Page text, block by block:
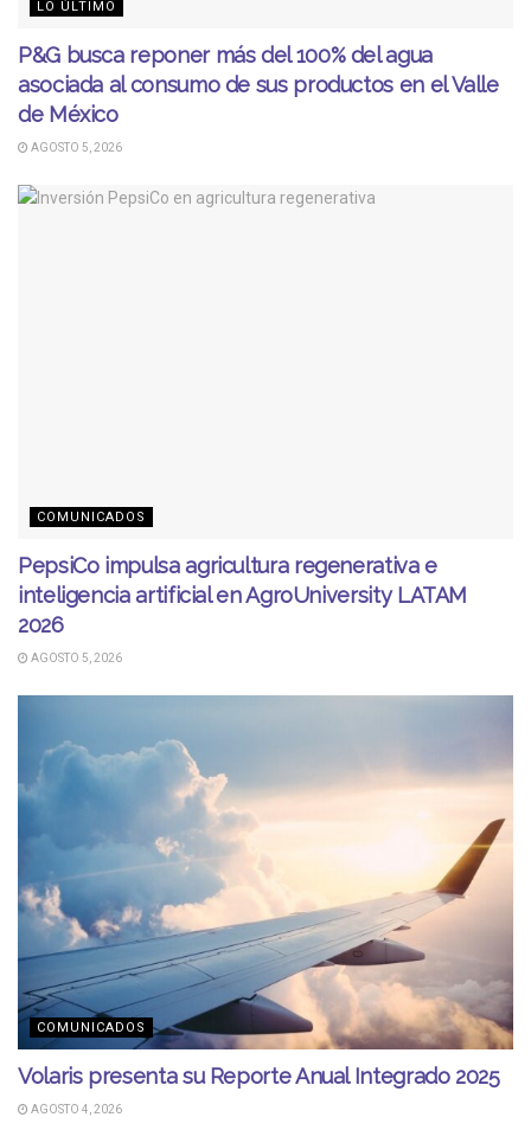
LO ÚLTIMO
P&G busca reponer más del 100% del agua
asociada al consumo de sus productos en el Valle
de México
AGOSTO 5, 2026
COMUNICADOS
PepsiCo impulsa agricultura regenerativa e
inteligencia artificial en AgroUniversity LATAM
2026
AGOSTO 5, 2026
COMUNICADOS
Volaris presenta su Reporte Anual Integrado 2025
AGOSTO 4, 2026